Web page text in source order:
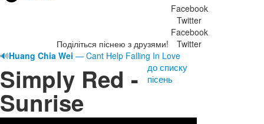
Поділіться піснею з друзями!
Facebook
Twitter
Facebook
Twitter
🔊Huang Chia Wei — Cant Help Falling In Love
Simply Red -
Sunrise
до списку
пісень